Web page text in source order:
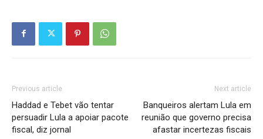
Previous article
Haddad e Tebet vão tentar
persuadir Lula a apoiar pacote
fiscal, diz jornal
Next article
Banqueiros alertam Lula em
reunião que governo precisa
afastar incertezas fiscais